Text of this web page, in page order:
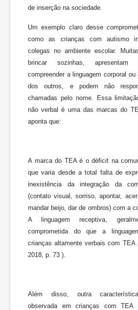
de inserção na sociedade.
Um exemplo claro desse
como as crianças com autismo
colegas no ambiente escolar.
brincar sozinhas, apresentam
compreender a linguagem corporal
dos outros, e podem não
chamadas pelo nome. Essa
não verbal é uma das marcas do
aponta que:
A marca do TEA é o déficit na
que varia desde a total falta de
inexistência da integração da
(contato visual, sorriso, apontar,
mandar beijo, dar de ombros) com a
A linguagem receptiva,
comprometida do que a
crianças altamente verbais com
2018, p. 73 ).
Além disso, outra característica
observada em crianças com